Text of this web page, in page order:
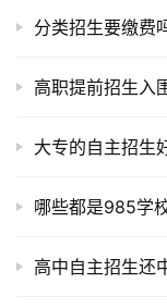
分类招生要缴费
高职提前招生入
大专的自主招生
哪些都是985学
高中自主招生还